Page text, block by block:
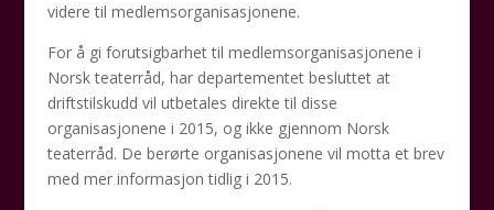
videre til medlemsorganisasjonene.
For å gi forutsigbarhet til medlemsorganisasjonene i
Norsk teaterråd, har departementet besluttet at
driftstilskudd vil utbetales direkte til disse
organisasjonene i 2015, og ikke gjennom Norsk
teaterråd. De berørte organisasjonene vil motta et brev
med mer informasjon tidlig i 2015.